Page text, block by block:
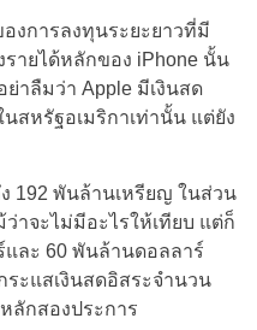
งการลงทุนระยะยาวที่มี
ายได้หลักของ iPhone นั้น
าลืมว่า Apple มีเงินสด
สหรัฐอเมริกาเท่านั้น แต่ยัง
192 พันล้านเหรียญ ในส่วน
ว่าจะไม่มีอะไรให้เทียบ แต่ก็
ละ 60 พันล้านดอลลาร์
ะแสเงินสดอิสระจำนวน
ลักสองประการ